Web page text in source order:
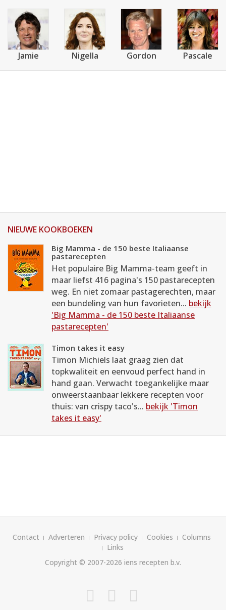
KOOKBOEKEN
Jamie Nigella Gordon Pascale
NIEUWE KOOKBOEKEN
Big Mamma - de 150 beste Italiaanse
pastarecepten
Het populaire Big Mamma-team geeft in
maar liefst 416 pagina's 150 pastarecepten
weg. En niet zomaar pastagerechten, maar
een bundeling van hun favorieten... bekijk
'Big Mamma - de 150 beste Italiaanse
pastarecepten'
Timon takes it easy
Timon Michiels laat graag zien dat
topkwaliteit en eenvoud perfect hand in
hand gaan. Verwacht toegankelijke maar
onweerstaanbaar lekkere recepten voor
thuis: van crispy taco's... bekijk 'Timon
takes it easy'
Contact Adverteren Privacy policy Cookies
Columns
Links
Copyright © 2007-2026 iens recepten b.v.